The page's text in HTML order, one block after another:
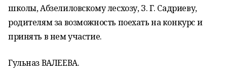
школы, Абзелиловскому лесхозу, З. Г. Садриеву,
родителям за возможность поехать на конкурс и
принять в нем участие.
Гульназ ВАЛЕЕВА.